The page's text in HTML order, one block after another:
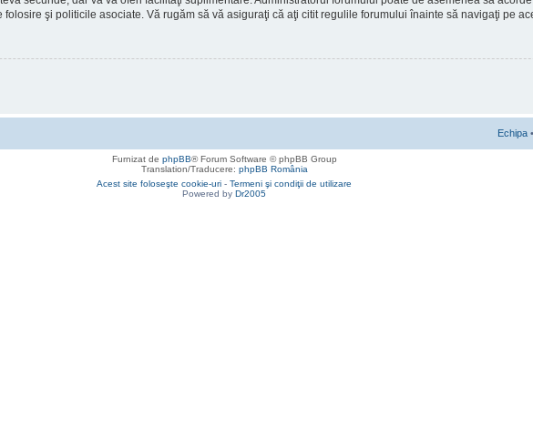
şi politicile asociate. Vă rugăm să vă asiguraţi că aţi citit regulile forumului înainte să navigaţi pe
Echipa •
Furnizat de phpBB® Forum Software © phpBB Group
Translation/Traducere: phpBB România
Acest site foloseşte cookie-uri - Termeni şi condiţii de utilizare
Powered by Dr2005